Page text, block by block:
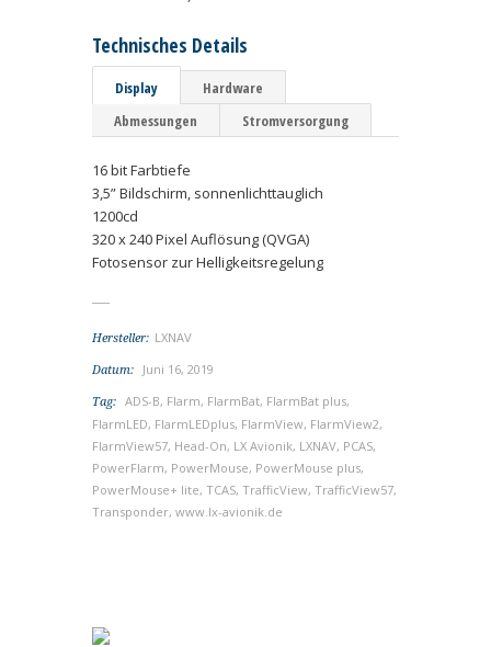
Technisches Details
Display
Hardware
Abmessungen
Stromversorgung
16 bit Farbtiefe
3,5” Bildschirm, sonnenlichttauglich
1200cd
320 x 240 Pixel Auflösung (QVGA)
Fotosensor zur Helligkeitsregelung
Hersteller: LXNAV
Datum: Juni 16, 2019
Tag: ADS-B, Flarm, FlarmBat, FlarmBat plus,
FlarmLED, FlarmLEDplus, FlarmView, FlarmView2,
FlarmView57, Head-On, LX Avionik, LXNAV, PCAS,
PowerFlarm, PowerMouse, PowerMouse plus,
PowerMouse+ lite, TCAS, TrafficView, TrafficView57,
Transponder, www.lx-avionik.de